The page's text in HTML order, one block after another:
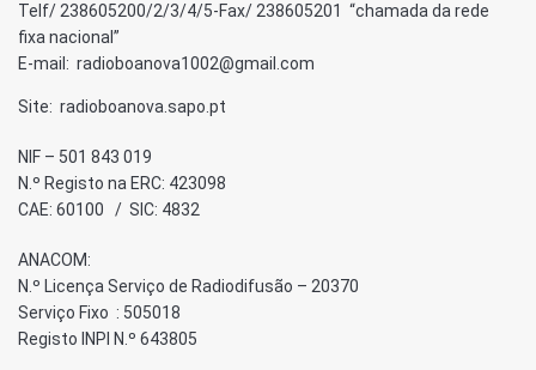
Telf/ 238605200/2/3/4/5-Fax/ 238605201 “chamada da rede
fixa nacional”
E-mail: radioboanova1002@gmail.com
Site: radioboanova.sapo.pt
NIF – 501 843 019
N.º Registo na ERC: 423098
CAE: 60100 / SIC: 4832
ANACOM:
N.º Licença Serviço de Radiodifusão – 20370
Serviço Fixo : 505018
Registo INPI N.º 643805